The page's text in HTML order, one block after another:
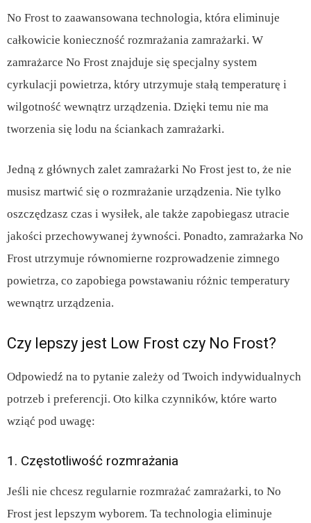
No Frost to zaawansowana technologia, która eliminuje
całkowicie konieczność rozmrażania zamrażarki. W
zamrażarce No Frost znajduje się specjalny system
cyrkulacji powietrza, który utrzymuje stałą temperaturę i
wilgotność wewnątrz urządzenia. Dzięki temu nie ma
tworzenia się lodu na ściankach zamrażarki.
Jedną z głównych zalet zamrażarki No Frost jest to, że nie
musisz martwić się o rozmrażanie urządzenia. Nie tylko
oszczędzasz czas i wysiłek, ale także zapobiegasz utracie
jakości przechowywanej żywności. Ponadto, zamrażarka No
Frost utrzymuje równomierne rozprowadzenie zimnego
powietrza, co zapobiega powstawaniu różnic temperatury
wewnątrz urządzenia.
Czy lepszy jest Low Frost czy No Frost?
Odpowiedź na to pytanie zależy od Twoich indywidualnych
potrzeb i preferencji. Oto kilka czynników, które warto
wziąć pod uwagę:
1. Częstotliwość rozmrażania
Jeśli nie chcesz regularnie rozmrażać zamrażarki, to No
Frost jest lepszym wyborem. Ta technologia eliminuje